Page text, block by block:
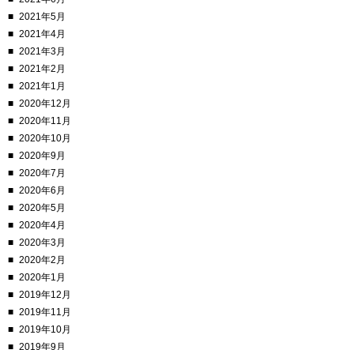
2021年5月
2021年4月
2021年3月
2021年2月
2021年1月
2020年12月
2020年11月
2020年10月
2020年9月
2020年7月
2020年6月
2020年5月
2020年4月
2020年3月
2020年2月
2020年1月
2019年12月
2019年11月
2019年10月
2019年9月